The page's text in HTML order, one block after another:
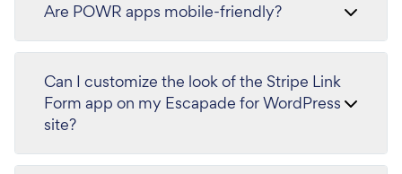
Are POWR apps mobile-friendly?
Can I customize the look of the Stripe Link
Form app on my Escapade for WordPress
site?